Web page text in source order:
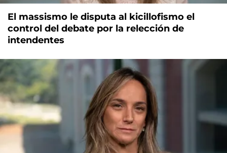
El massismo le disputa al kicillofismo el
control del debate por la relección de
intendentes